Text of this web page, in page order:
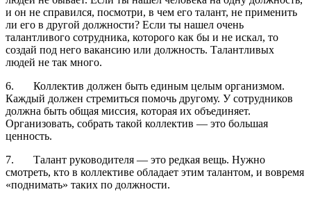
и он не справился, посмотри, в чем его талант, не применить
ли его в другой должности? Если ты нашел очень
талантливого сотрудника, которого как бы и не искал, то
создай под него вакансию или должность. Талантливых
людей не так много.
6. Коллектив должен быть единым целым организмом.
Каждый должен стремиться помочь другому. У сотрудников
должна быть общая миссия, которая их объединяет.
Организовать, собрать такой коллектив ― это большая
ценность.
7. Талант руководителя ― это редкая вещь. Нужно
смотреть, кто в коллективе обладает этим талантом, и вовремя
«поднимать» таких по должности.